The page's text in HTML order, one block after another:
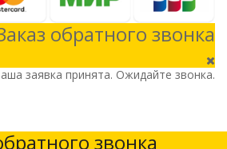
обратного звонка
заявка принята. Ожидайте звонка.
звонка